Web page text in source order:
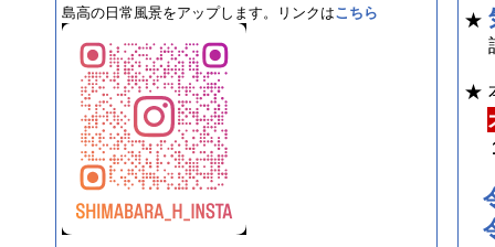
島高の日常風景をアップします。
リンクはこちら ★
★